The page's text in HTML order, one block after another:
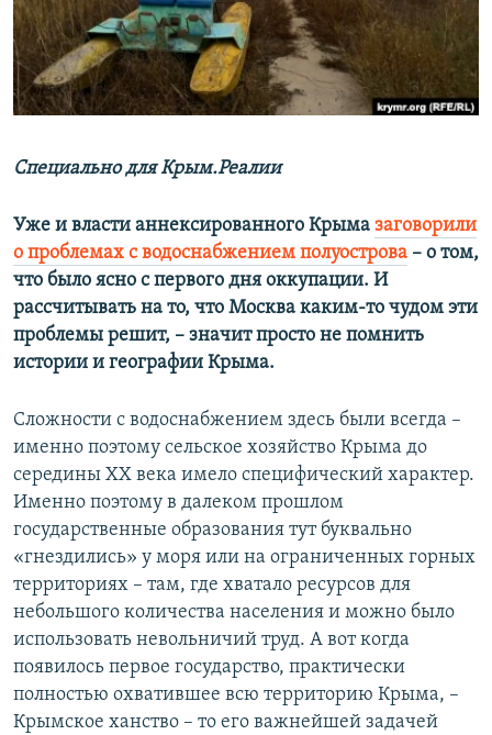
ПОБЕДИТЕЛЕЙ НЕ СУДЯТ?
КРЫМ.НЕПОКОРЕННЫЙ
ELIFBE
ПРИСОЕДИНЯЙТЕСЬ!
Все сайты RFE/RL
Специально для Крым.Реалии
Уже и власти аннексированного Крыма заговорили
о проблемах с водоснабжением полуострова – о том,
что было ясно с первого дня оккупации. И
рассчитывать на то, что Москва каким-то чудом эти
проблемы решит, – значит просто не помнить
истории и географии Крыма.
Сложности с водоснабжением здесь были всегда –
именно поэтому сельское хозяйство Крыма до
середины ХХ века имело специфический характер.
Именно поэтому в далеком прошлом
государственные образования тут буквально
«гнездились» у моря или на ограниченных горных
территориях – там, где хватало ресурсов для
небольшого количества населения и можно было
использовать невольничий труд. А вот когда
появилось первое государство, практически
полностью охватившее всю территорию Крыма, –
Крымское ханство – то его важнейшей задачей